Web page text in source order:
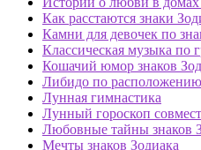
Как расстаются знаки
Камни для девочек по
Классическая музыка по
Кошачий юмор знаков
Либидо по
Лунная гимнастика
Лунный гороскоп
Любовные тайны знаков
Мечты знаков Зодиака